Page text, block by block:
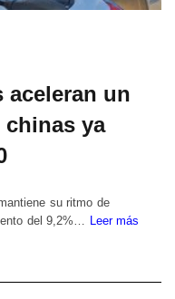
aceleran un
chinas ya
su ritmo de
del 9,2%… Leer más